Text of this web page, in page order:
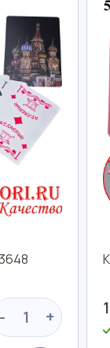
- +